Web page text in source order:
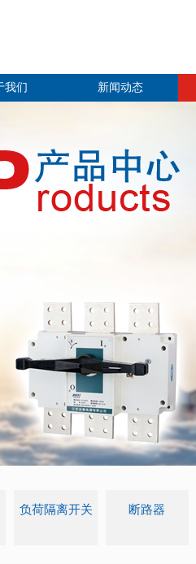
我们 新闻动态
负荷隔离开关 断路器